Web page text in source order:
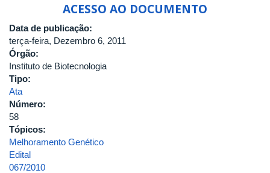
2021/2
-
de
ACESSO AO DOCUMENTO
Data de publicação:
terça-feira, Dezembro 6, 2011
Órgão:
Instituto de Biotecnologia
Tipo:
Ata
Número:
58
Tópicos:
Melhoramento Genético
Edital
067/2010